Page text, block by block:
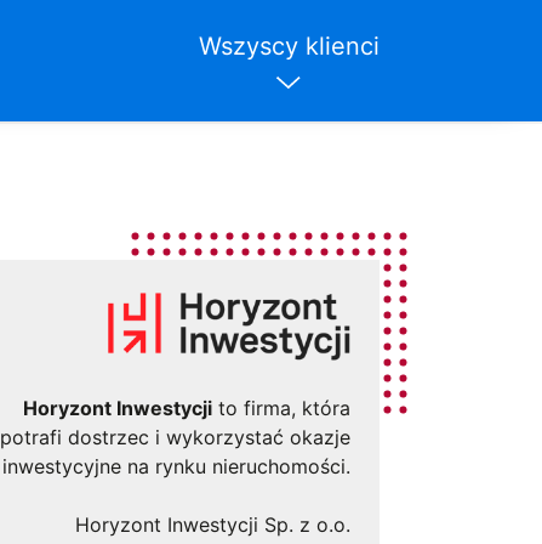
Wszyscy klienci
Horyzont Inwestycjito firma, która
potrafi dostrzec i wykorzystać okazje
inwestycyjne na rynku nieruchomości.
Horyzont Inwestycji Sp. z o.o.